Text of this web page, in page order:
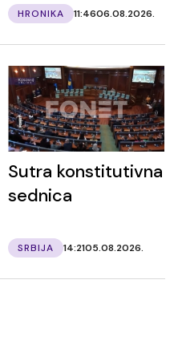
HRONIKA 11:4606.08.2026.
Sutra konstitutivna
sednica
SRBIJA 14:2105.08.2026.